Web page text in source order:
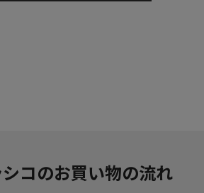
コのお買い物の流れ